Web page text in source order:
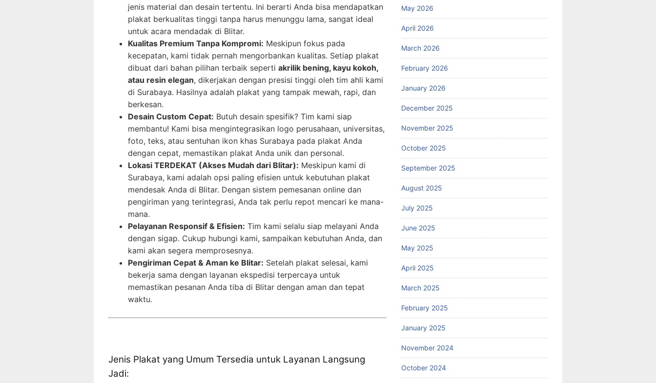
jenis material dan desain tertentu. Ini berarti Anda bisa mendapatkan
plakat berkualitas tinggi tanpa harus menunggu lama, sangat ideal
untuk acara mendadak di Blitar.
Kualitas Premium Tanpa Kompromi: Meskipun fokus pada
kecepatan, kami tidak pernah mengorbankan kualitas. Setiap plakat
dibuat dari bahan pilihan terbaik seperti akrilik bening, kayu kokoh,
atau resin elegan, dikerjakan dengan presisi tinggi oleh tim ahli kami
di Surabaya. Hasilnya adalah plakat yang tampak mewah, rapi, dan
berkesan.
Desain Custom Cepat: Butuh desain spesifik? Tim kami siap
membantu! Kami bisa mengintegrasikan logo perusahaan, universitas,
foto, teks, atau sentuhan ikon khas Surabaya pada plakat Anda
dengan cepat, memastikan plakat Anda unik dan personal.
Lokasi TERDEKAT (Akses Mudah dari Blitar): Meskipun kami di
Surabaya, kami adalah opsi paling efisien untuk kebutuhan plakat
mendesak Anda di Blitar. Dengan sistem pemesanan online dan
pengiriman yang terintegrasi, Anda tak perlu repot mencari ke mana-
mana.
Pelayanan Responsif & Efisien: Tim kami selalu siap melayani Anda
dengan sigap. Cukup hubungi kami, sampaikan kebutuhan Anda, dan
kami akan segera memprosesnya.
Pengiriman Cepat & Aman ke Blitar: Setelah plakat selesai, kami
bekerja sama dengan layanan ekspedisi terpercaya untuk
memastikan pesanan Anda tiba di Blitar dengan aman dan tepat
waktu.
Jenis Plakat yang Umum Tersedia untuk Layanan Langsung
Jadi:
May 2026
April 2026
March 2026
February 2026
January 2026
December 2025
November 2025
October 2025
September 2025
August 2025
July 2025
June 2025
May 2025
April 2025
March 2025
February 2025
January 2025
November 2024
October 2024